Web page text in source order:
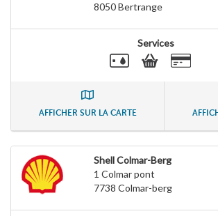
8050Bertrange
Services
AFFICHER SUR LA CARTE
Shell Colmar-Berg
1 Colmar pont
7738 Colmar-berg